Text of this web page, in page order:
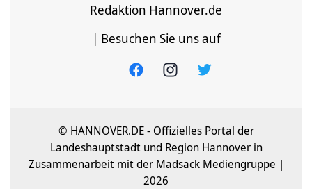
Redaktion Hannover.de
| Besuchen Sie uns auf
© HANNOVER.DE - Offizielles Portal der
Landeshauptstadt und Region Hannover in
Zusammenarbeit mit der Madsack Mediengruppe |
2026